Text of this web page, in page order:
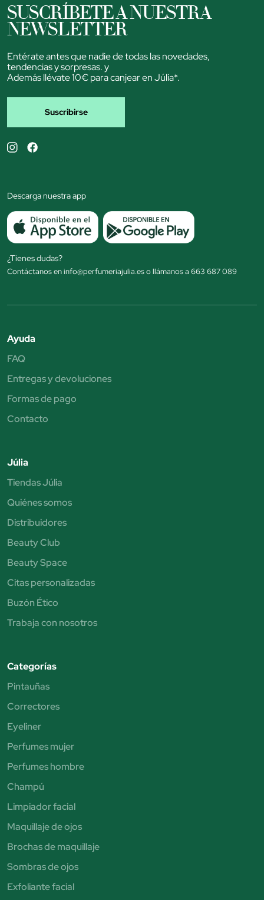
SUSCRÍBETE A NUESTRA
NEWSLETTER
Entérate antes que nadie de todas las novedades,
tendencias y sorpresas. y
Además llévate 10€ para canjear en Júlia*.
Suscribirse
Descarga nuestra app
¿Tienes dudas?
Contáctanos en info@perfumeriajulia.es o llámanos a 663 687 089
Ayuda
FAQ
Entregas y devoluciones
Formas de pago
Contacto
Júlia
Tiendas Júlia
Quiénes somos
Distribuidores
Beauty Club
Beauty Space
Citas personalizadas
Buzón Ético
Trabaja con nosotros
Categorías
Pintauñas
Correctores
Eyeliner
Perfumes mujer
Perfumes hombre
Champú
Limpiador facial
Maquillaje de ojos
Brochas de maquillaje
Sombras de ojos
Exfoliante facial